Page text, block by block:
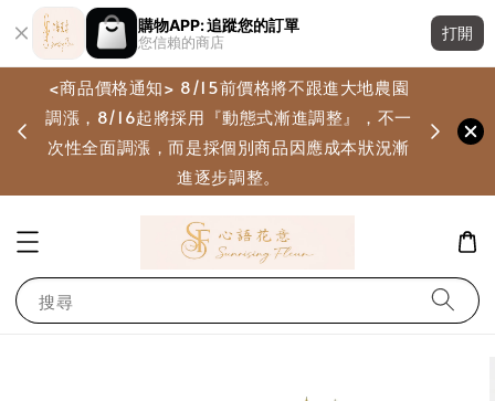
購物APP: 追蹤您的訂單
您信賴的商店
打開
<商品價格通知> 8/15前價格將不跟進大地農園
調漲，8/16起將採用『動態式漸進調整』，不一
次性全面調漲，而是採個別商品因應成本狀況漸
進逐步調整。
搜尋